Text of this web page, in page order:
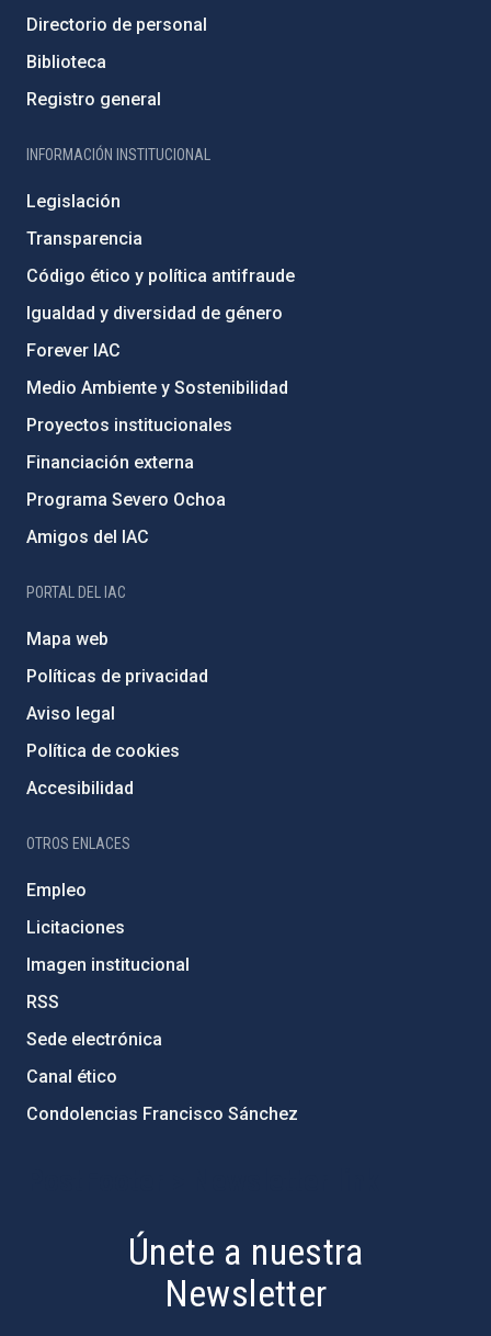
Directorio de personal
Biblioteca
Registro general
INFORMACIÓN INSTITUCIONAL
Legislación
Transparencia
Código ético y política antifraude
Igualdad y diversidad de género
Forever IAC
Medio Ambiente y Sostenibilidad
Proyectos institucionales
Financiación externa
Programa Severo Ochoa
Amigos del IAC
PORTAL DEL IAC
Mapa web
Políticas de privacidad
Aviso legal
Política de cookies
Accesibilidad
OTROS ENLACES
Empleo
Licitaciones
Imagen institucional
RSS
Sede electrónica
Canal ético
Condolencias Francisco Sánchez
Únete a nuestra
Newsletter